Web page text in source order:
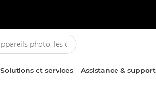
Solutions et services Assistance & support